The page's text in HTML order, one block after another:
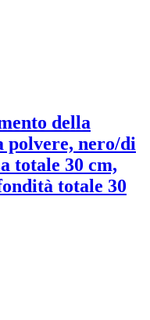
della
polvere, nero/di
totale 30 cm,
totale 30